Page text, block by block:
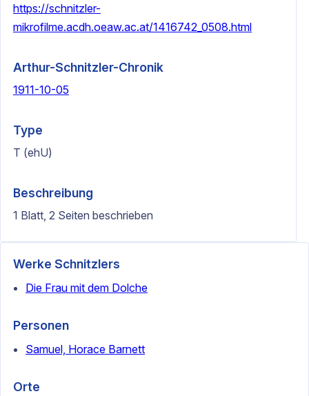
https://schnitzler-
mikrofilme.acdh.oeaw.ac.at/1416742_0508.html
Arthur-Schnitzler-Chronik
1911-10-05
Type
T (ehU)
Beschreibung
1 Blatt, 2 Seiten beschrieben
Werke Schnitzlers
Die Frau mit dem Dolche
Personen
Samuel, Horace Barnett
Orte